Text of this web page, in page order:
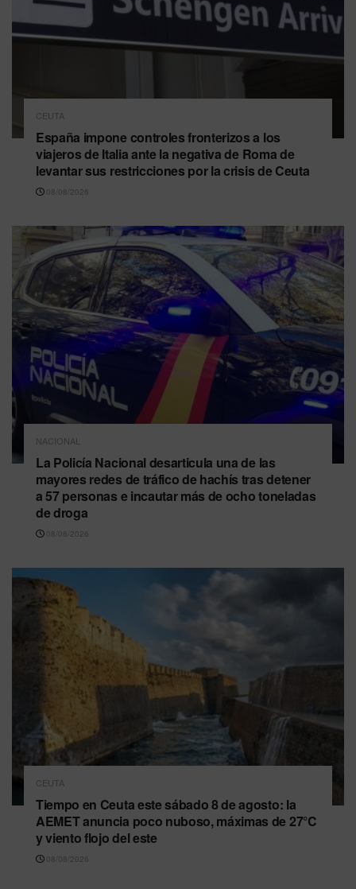
CEUTA
España impone controles fronterizos a los
viajeros de Italia ante la negativa de Roma de
levantar sus restricciones por la crisis de Ceuta
08/08/2026
NACIONAL
La Policía Nacional desarticula una de las
mayores redes de tráfico de hachís tras detener
a 57 personas e incautar más de ocho toneladas
de droga
08/08/2026
CEUTA
Tiempo en Ceuta este sábado 8 de agosto: la
AEMET anuncia poco nuboso, máximas de 27°C
y viento flojo del este
08/08/2026